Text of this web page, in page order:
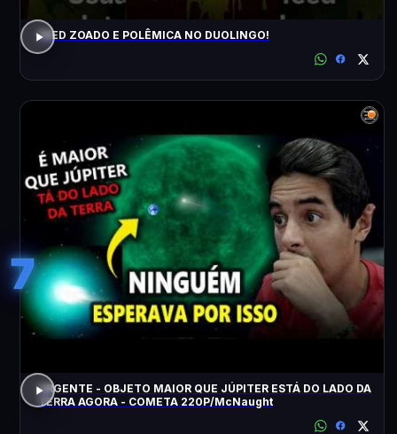
FEED ZOADO E POLÊMICA NO DUOLINGO!
7
URGENTE - OBJETO MAIOR QUE JÚPITER ESTÁ DO LADO DA
TERRA AGORA - COMETA 220P/McNaught